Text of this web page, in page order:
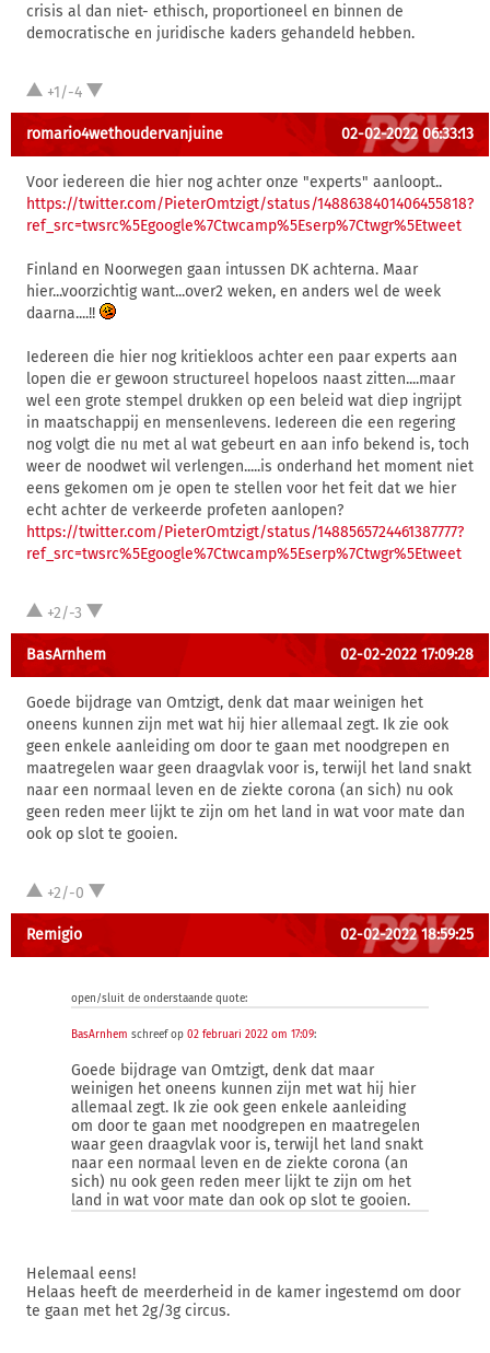
crisis al dan niet- ethisch, proportioneel en binnen de
democratische en juridische kaders gehandeld hebben.
+1/-4
romario4wethoudervanjuine 02-02-2022 06:33:13
Voor iedereen die hier nog achter onze "experts" aanloopt..
https://twitter.com/PieterOmtzigt/status/1488638401406455818?
ref_src=twsrc%5Egoogle%7Ctwcamp%5Eserp%7Ctwgr%5Etweet
Finland en Noorwegen gaan intussen DK achterna. Maar
hier...voorzichtig want...over2 weken, en anders wel de week
daarna....!!
Iedereen die hier nog kritiekloos achter een paar experts aan
lopen die er gewoon structureel hopeloos naast zitten....maar
wel een grote stempel drukken op een beleid wat diep ingrijpt
in maatschappij en mensenlevens. Iedereen die een regering
nog volgt die nu met al wat gebeurt en aan info bekend is, toch
weer de noodwet wil verlengen.....is onderhand het moment niet
eens gekomen om je open te stellen voor het feit dat we hier
echt achter de verkeerde profeten aanlopen?
https://twitter.com/PieterOmtzigt/status/1488565724461387777?
ref_src=twsrc%5Egoogle%7Ctwcamp%5Eserp%7Ctwgr%5Etweet
+2/-3
BasArnhem 02-02-2022 17:09:28
Goede bijdrage van Omtzigt, denk dat maar weinigen het
oneens kunnen zijn met wat hij hier allemaal zegt. Ik zie ook
geen enkele aanleiding om door te gaan met noodgrepen en
maatregelen waar geen draagvlak voor is, terwijl het land snakt
naar een normaal leven en de ziekte corona (an sich) nu ook
geen reden meer lijkt te zijn om het land in wat voor mate dan
ook op slot te gooien.
+2/-0
Remigio 02-02-2022 18:59:25
open/sluit de onderstaande quote:
BasArnhem schreef op 02 februari 2022 om 17:09:
Goede bijdrage van Omtzigt, denk dat maar
weinigen het oneens kunnen zijn met wat hij hier
allemaal zegt. Ik zie ook geen enkele aanleiding
om door te gaan met noodgrepen en maatregelen
waar geen draagvlak voor is, terwijl het land snakt
naar een normaal leven en de ziekte corona (an
sich) nu ook geen reden meer lijkt te zijn om het
land in wat voor mate dan ook op slot te gooien.
Helemaal eens!
Helaas heeft de meerderheid in de kamer ingestemd om door
te gaan met het 2g/3g circus.